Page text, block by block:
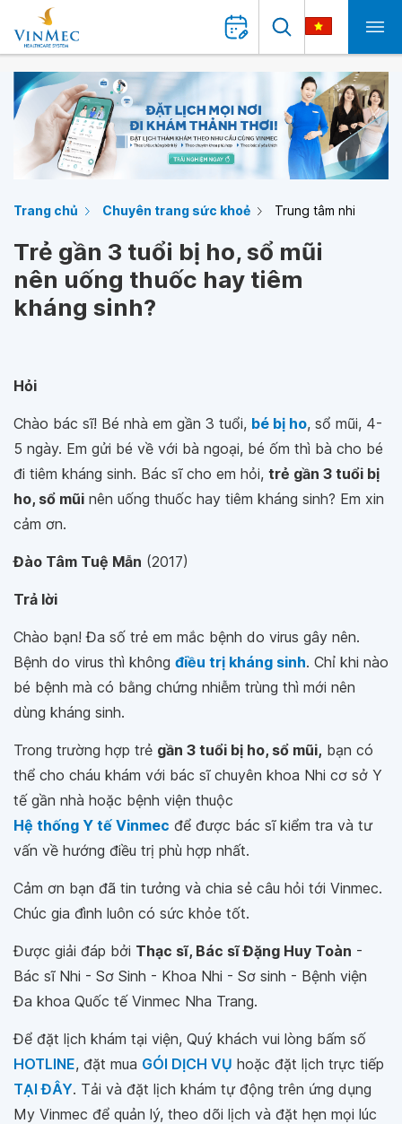
Trang chủ Chuyên trang sức khoẻ Trung tâm nhi
Trẻ gần 3 tuổi bị ho, sổ mũi
nên uống thuốc hay tiêm
kháng sinh?
Hỏi
Chào bác sĩ! Bé nhà em gần 3 tuổi, bé bị ho, sổ mũi, 4-
5 ngày. Em gửi bé về với bà ngoại, bé ốm thì bà cho bé
đi tiêm kháng sinh. Bác sĩ cho em hỏi, trẻ gần 3 tuổi bị
ho, sổ mũi nên uống thuốc hay tiêm kháng sinh? Em xin
cảm ơn.
Đào Tâm Tuệ Mẫn (2017)
Trả lời
Chào bạn! Đa số trẻ em mắc bệnh do virus gây nên.
Bệnh do virus thì không điều trị kháng sinh. Chỉ khi nào
bé bệnh mà có bằng chứng nhiễm trùng thì mới nên
dùng kháng sinh.
Trong trường hợp trẻ gần 3 tuổi bị ho, sổ mũi, bạn có
thể cho cháu khám với bác sĩ chuyên khoa Nhi cơ sở Y
tế gần nhà hoặc bệnh viện thuộc
Hệ thống Y tế Vinmec để được bác sĩ kiểm tra và tư
vấn về hướng điều trị phù hợp nhất.
Cảm ơn bạn đã tin tưởng và chia sẻ câu hỏi tới Vinmec.
Chúc gia đình luôn có sức khỏe tốt.
Được giải đáp bởi Thạc sĩ, Bác sĩ Đặng Huy Toàn -
Bác sĩ Nhi - Sơ Sinh - Khoa Nhi - Sơ sinh - Bệnh viện
Đa khoa Quốc tế Vinmec Nha Trang.
Để đặt lịch khám tại viện, Quý khách vui lòng bấm số
HOTLINE, đặt mua GÓI DỊCH VỤ hoặc đặt lịch trực tiếp
TẠI ĐÂY. Tải và đặt lịch khám tự động trên ứng dụng
My Vinmec để quản lý, theo dõi lịch và đặt hẹn mọi lúc